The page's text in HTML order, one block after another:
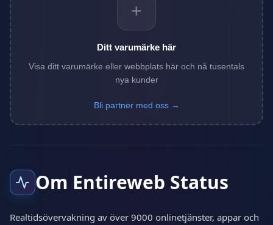
+
Ditt varumärke här
Visa ditt varumärke eller webbplats här och nå tusentals
nya kunder
Bli partner med oss →
Om Entireweb Status
Realtidsövervakning av över 9000 onlinetjänster, appar och